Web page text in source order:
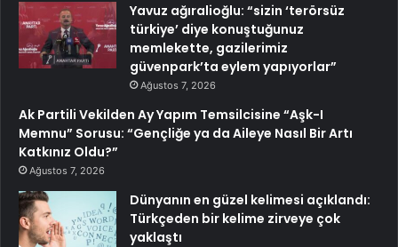
Yavuz ağıralioğlu: “sizin ‘terörsüz
türkiye’ diye konuştuğunuz
memlekette, gazilerimiz
güvenpark’ta eylem yapıyorlar”
Ağustos 7, 2026
Ak Partili Vekilden Ay Yapım Temsilcisine “Aşk-I
Memnu” Sorusu: “Gençliğe ya da Aileye Nasıl Bir Artı
Katkınız Oldu?”
Ağustos 7, 2026
Dünyanın en güzel kelimesi açıklandı:
Türkçeden bir kelime zirveye çok
yaklaştı